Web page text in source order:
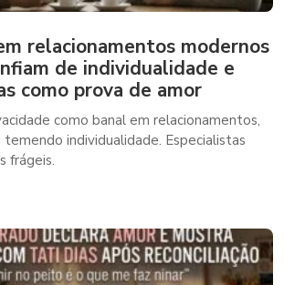
relacionamentos modernos
de individualidade e
como prova de amor
como banal em relacionamentos,
individualidade. Especialistas
frágeis.